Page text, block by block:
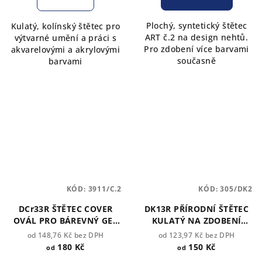
Kulatý, kolínský štětec pro
výtvarné umění a práci s
akvarelovými a akrylovými
barvami
Plochý, syntetický štětec
ART č.2 na design nehtů.
Pro zdobení více barvami
současně
DCr33R ŠTĚTEC COVER
OVÁL PRO BÁREVNÝ GEL
ROUBLOFF
od 148,76 Kč bez DPH
od 180 Kč
KÓD: 3911/C.2
DK13R PŘÍRODNÍ ŠTĚTEC
KULATÝ NA ZDOBENÍ
NEHTŮ ROUBLOFF
od 123,97 Kč bez DPH
od 150 Kč
KÓD:305/DK2